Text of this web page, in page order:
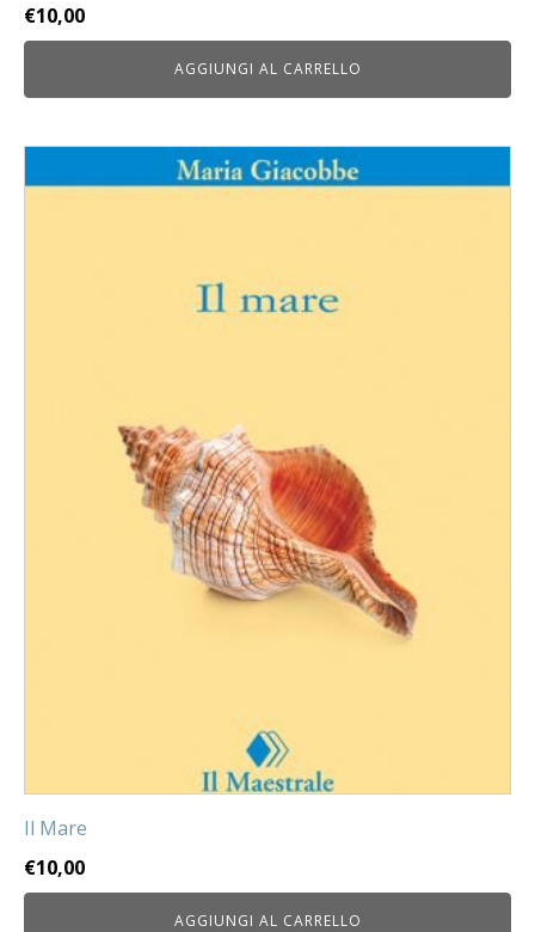
€10,00
AGGIUNGI AL CARRELLO
Il Mare
€10,00
AGGIUNGI AL CARRELLO